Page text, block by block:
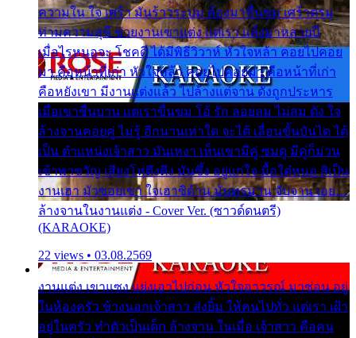
ความใน ใจ เศร้า มันร้าวระบม ต้องมาขื่นขม เศร้าตรม
ท่ามความสุขี ช่วยงานเขาแต่ง แต่เรา แล้งมาหลายปี
เมื่อไรหนอจะ โชคดี ได้มีพิธีวิวาห์ หัวใจหล้า คอยไปคอย
มา คือหน้าที่เก่า หัวใจหล้า คอยไปคอยมา คือหน้าที่เก่า
คือหยังเขา มีงานแต่งแล้ว ไปล้างแต่จาน ดั่งถูกประหาร
เมื่อเขาชื่นบาน แต่เราขื่นขม โอ้ รัก ลอยลม ไม่สม ดัง ใจ
ล้างจานคอยคู่ ไม่รู้ อีกนานเท่าใด จะได้ เลื่อนขั้นบันได ได้
เป็น ตำแหน่งเจ้าสาว มันเหงา เห็นเขามีคู่ ซมดู มีคู่ก็ม่วน
เข้าพาขวัญ เสียงโห่ตึงตึง มันซึ้ง อยู่แก่ใจ มื้อใด๋หนอ สิเป็น
งานเฮา มัวซอยเขา ใจเฮาซิด้าน มันทรมาน จับจาน เอย…
ล้างจานในงานแต่ง - Cover Ver. (ซาวด์ดนตรี)
(KARAOKE)
22 views • 03.08.2569
งานแต่ง เขาแซง แย่งเอาไปก่อน หัวใจอาวรณ์ มาซ่อน อยู่
ในห้องครัว ข้างนอกเจ้าสาว ส่งยิ้ม ให้คนไปทั่ว แต่เรา เฝ้า
อยู่ในครัว ทำตัวเป็นเด็ก ล้างจาน ในเมื่อ เจ้าสาว คือคน